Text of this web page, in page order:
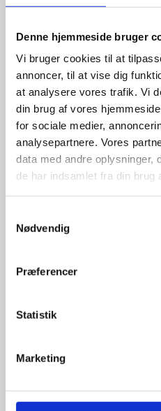
Denne hjemmeside bruger
Vi bruger cookies til at
annoncer, til at vise dig
at analysere vores trafik. Vi
din brug af vores
for sociale medier,
analysepartnere. Vores
data med andre oplysninger,
de har indsamlet fra din brug
Nødvendig
Præferencer
Statistik
Marketing
giver
For at sikre høj
med de
anerkendte
idé til et konkret